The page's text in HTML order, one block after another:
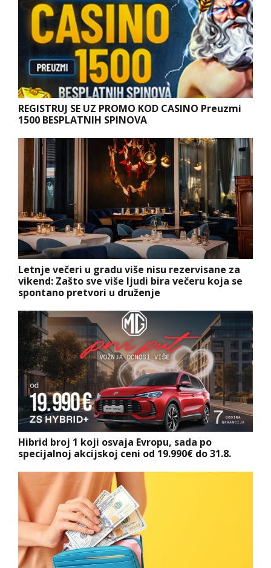
REGISTRUJ SE UZ PROMO KOD CASINO Preuzmi
1500 BESPLATNIH SPINOVA
Letnje večeri u gradu više nisu rezervisane za
vikend: Zašto sve više ljudi bira večeru koja se
spontano pretvori u druženje
Hibrid broj 1 koji osvaja Evropu, sada po
specijalnoj akcijskoj ceni od 19.990€ do 31.8.